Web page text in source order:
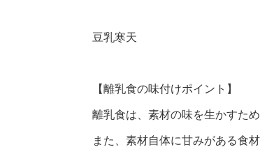
豆乳寒天
【離乳食の味付けポイント】
離乳食は、素材の味を生かすた
また、素材自体に甘みがある食